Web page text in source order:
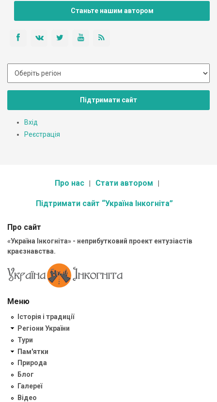
Станьте нашим автором
Підтримати сайт
Вхід
Реєстрація
Про нас Стати автором
Підтримати сайт “Україна Інкогніта”
Про сайт
«Україна Інкогніта» - неприбутковий проект ентузіастів
краєзнавства.
Меню
Історія і традиції
Регіони України
Тури
Пам'ятки
Природа
Блог
Галереї
Відео